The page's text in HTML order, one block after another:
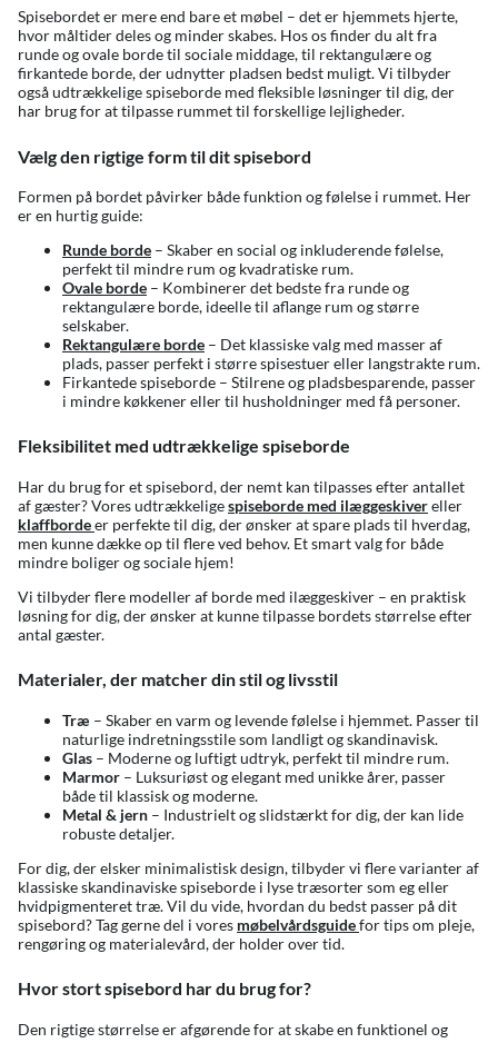
Spisebordet er mere end bare et møbel – det er hjemmets hjerte,
hvor måltider deles og minder skabes. Hos os finder du alt fra
runde og ovale borde til sociale middage, til rektangulære og
firkantede borde, der udnytter pladsen bedst muligt. Vi tilbyder
også udtrækkelige spiseborde med fleksible løsninger til dig, der
har brug for at tilpasse rummet til forskellige lejligheder.
Vælg den rigtige form til dit spisebord
Formen på bordet påvirker både funktion og følelse i rummet. Her
er en hurtig guide:
Runde borde – Skaber en social og inkluderende følelse,
perfekt til mindre rum og kvadratiske rum.
Ovale borde – Kombinerer det bedste fra runde og
rektangulære borde, ideelle til aflange rum og større
selskaber.
Rektangulære borde – Det klassiske valg med masser af
plads, passer perfekt i større spisestuer eller langstrakte rum.
Firkantede spiseborde – Stilrene og pladsbesparende, passer
i mindre køkkener eller til husholdninger med få personer.
Fleksibilitet med udtrækkelige spiseborde
Har du brug for et spisebord, der nemt kan tilpasses efter antallet
af gæster? Vores udtrækkeligespiseborde med ilæggeskivereller
klaffbordeer perfekte til dig, der ønsker at spare plads til hverdag,
men kunne dække op til flere ved behov. Et smart valg for både
mindre boliger og sociale hjem!
Vi tilbyder flere modeller af borde med ilæggeskiver – en praktisk
løsning for dig, der ønsker at kunne tilpasse bordets størrelse efter
antal gæster.
Materialer, der matcher din stil og livsstil
Træ – Skaber en varm og levende følelse i hjemmet. Passer til
naturlige indretningsstile som landligt og skandinavisk.
Glas – Moderne og luftigt udtryk, perfekt til mindre rum.
Marmor – Luksuriøst og elegant med unikke årer, passer
både til klassisk og moderne.
Metal & jern – Industrielt og slidstærkt for dig, der kan lide
robuste detaljer.
For dig, der elsker minimalistisk design, tilbyder vi flere varianter af
klassiske skandinaviske spiseborde i lyse træsorter som eg eller
hvidpigmenteret træ. Vil du vide, hvordan du bedst passer på dit
spisebord? Tag gerne del i vores møbelvårdsguidefor tips om pleje,
rengøring og materialevård, der holder over tid.
Hvor stort spisebord har du brug for?
Den rigtige størrelse er afgørende for at skabe en funktionel og